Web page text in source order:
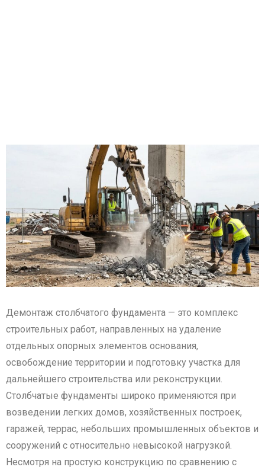
Демонтаж столбчатого фундамента — это комплекс
строительных работ, направленных на удаление
отдельных опорных элементов основания,
освобождение территории и подготовку участка для
дальнейшего строительства или реконструкции.
Столбчатые фундаменты широко применяются при
возведении легких домов, хозяйственных построек,
гаражей, террас, небольших промышленных объектов и
сооружений с относительно невысокой нагрузкой.
Несмотря на простую конструкцию по сравнению с